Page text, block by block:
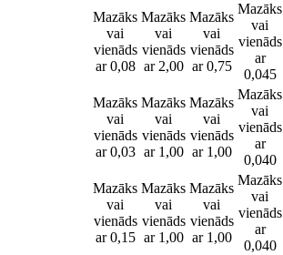
Mazāks
vai
vienāds
ar 0,08
Mazāks
vai
vienāds
ar 2,00
Mazāks
vai
vienāds
ar 0,75
Mazāks
vai
vienāds
ar
0,045
Mazāks
vai
vienāds
ar 0,03
Mazāks
vai
vienāds
ar 1,00
Mazāks
vai
vienāds
ar 1,00
Mazāks
vai
vienāds
ar
0,040
Mazāks
vai
vienāds
ar 0,15
Mazāks
vai
vienāds
ar 1,00
Mazāks
vai
vienāds
ar 1,00
Mazāks
vai
vienāds
ar
0,040